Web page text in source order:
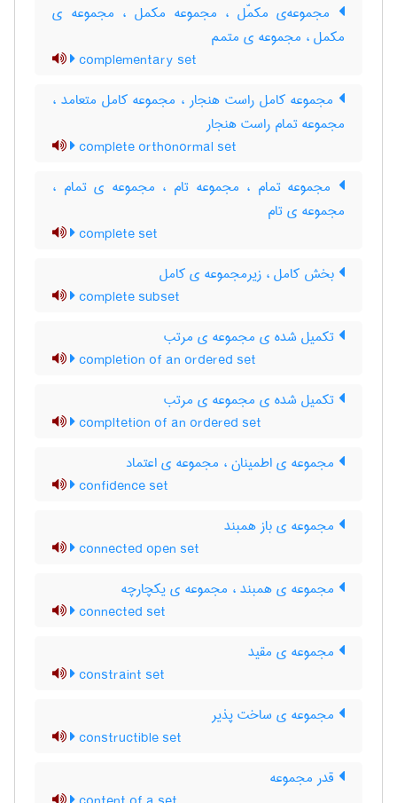
مجموعه‌ی مکمّل ، مجموعه مکمل ، مجموعه ی
مکمل ، مجموعه ی متمم
complementary set
مجموعه کامل راست هنجار ، مجموعه کامل متعامد ،
مجموعه تمام راست هنجار
complete orthonormal set
مجموعه تمام ، مجموعه تام ، مجموعه ی تمام ،
مجموعه ی تام
complete set
بخش کامل ، زیرمجموعه ی کامل
complete subset
تکمیل شده ی مجموعه ی مرتب
completion of an ordered set
تکمیل شده ی مجموعه ی مرتب
compltetion of an ordered set
مجموعه ی اطمینان ، مجموعه ی اعتماد
confidence set
مجموعه ی باز همبند
connected open set
مجموعه ی همبند ، مجموعه ی یکچارچه
connected set
مجموعه ی مقید
constraint set
مجموعه ی ساخت پذیر
constructible set
قدر مجموعه